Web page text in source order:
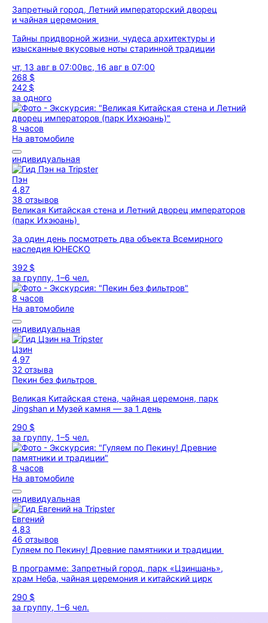
Запретный город, Летний императорский дворец
и чайная церемония
Тайны придворной жизни, чудеса архитектуры и
изысканные вкусовые ноты старинной традиции
чт, 13 авг в 07:00вс, 16 авг в 07:00
268 $
242 $
за одного
8 часов
На автомобиле
индивидуальная
Пэн
4,87
38 отзывов
Великая Китайская стена и Летний дворец императоров
(парк Ихэюань)
За один день посмотреть два объекта Всемирного
наследия ЮНЕСКО
392 $
за группу, 1–6 чел.
8 часов
На автомобиле
индивидуальная
Цзин
4,97
32 отзыва
Пекин без фильтров
Великая Китайская стена, чайная церемоня, парк
Jingshan и Музей камня — за 1 день
290 $
за группу, 1–5 чел.
8 часов
На автомобиле
индивидуальная
Евгений
4,83
46 отзывов
Гуляем по Пекину! Древние памятники и традиции
В программе: Запретный город, парк «Цзиншань»,
храм Неба, чайная церемония и китайский цирк
290 $
за группу, 1–6 чел.